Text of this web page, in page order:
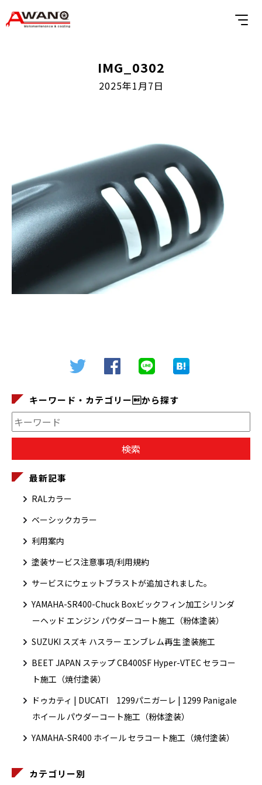
IMG_0302
2025年1月7日
キーワード・カテゴリーから探す
最新記事
RALカラー
ベーシックカラー
利用案内
塗装サービス注意事項/利用規約
サービスにウェットブラストが追加されました。
YAMAHA-SR400-Chuck Boxビックフィン加工シリンダ
ーヘッド エンジン パウダーコート施工（粉体塗装）
SUZUKI スズキ ハスラー エンブレム再生 塗装施工
BEET JAPAN ステップ CB400SF Hyper-VTEC セラコー
ト施工（焼付塗装）
ドゥカティ | DUCATI 1299パニガーレ | 1299 Panigale
ホイール パウダーコート施工（粉体塗装）
YAMAHA-SR400 ホイール セラコート施工（焼付塗装）
カテゴリー別